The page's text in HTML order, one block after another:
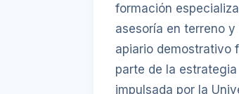
formación
asesoría en terreno y
apiario demostrativo
parte de la estrategia
impulsada por la